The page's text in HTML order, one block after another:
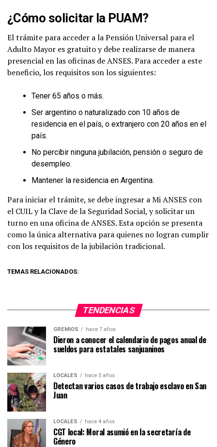
¿Cómo solicitar la PUAM?
El trámite para acceder a la Pensión Universal para el
Adulto Mayor es gratuito y debe realizarse de manera
presencial en las oficinas de ANSES. Para acceder a este
beneficio, los requisitos son los siguientes:
Tener 65 años o más.
Ser argentino o naturalizado con 10 años de
residencia en el país, o extranjero con 20 años en el
país.
No percibir ninguna jubilación, pensión o seguro de
desempleo.
Mantener la residencia en Argentina.
Para iniciar el trámite, se debe ingresar a Mi ANSES con
el CUIL y la Clave de la Seguridad Social, y solicitar un
turno en una oficina de ANSES. Esta opción se presenta
como la única alternativa para quienes no logran cumplir
con los requisitos de la jubilación tradicional.
TEMAS RELACIONADOS:
TENDENCIAS
GREMIOS hace 7 años
Dieron a conocer el calendario de pagos anual de
sueldos para estatales sanjuaninos
LOCALES hace 5 años
Detectan varios casos de trabajo esclavo en San
Juan
LOCALES hace 4 años
CGT local: Moral asumió en la secretaría de
Género